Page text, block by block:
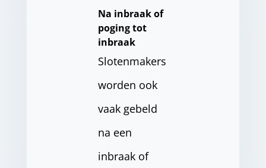
Na inbraak of
poging tot
inbraak
Slotenmakers
worden ook
vaak gebeld
na een
inbraak of